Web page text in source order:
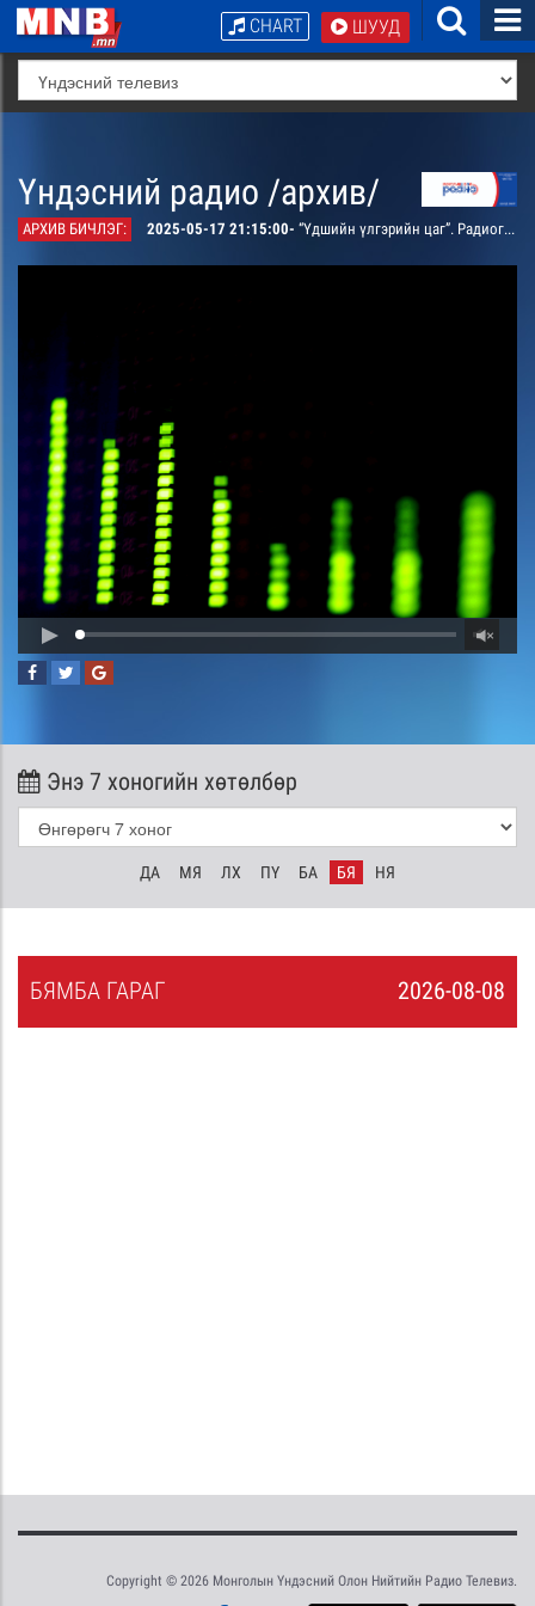
ШУУД
CHART
Үндэсний радио /архив/
АРХИВ БИЧЛЭГ: 2025-05-17 21:15:00- “Үдшийн үлгэрийн цаг”. Радиогийн алтан сангаас: “Сүрлэн бяруу”, “Хулгайлагдсан дуу” үлгэрүүдийг хүүхэд багачууддаа ярьж өгнө
Энэ 7 хоногийн хөтөлбөр
ДА МЯ ЛХ ПҮ БА БЯ НЯ
2026-08-08
БЯМБА ГАРАГ
Copyright © 2026 Монголын Үндэсний Олон Нийтийн Радио Телевиз.